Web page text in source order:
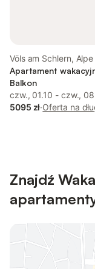
Völs am Schlern,
Apartament
Balkon
czw., 01.10 - czw.,
5095 zł·Oferta na
Znajdź